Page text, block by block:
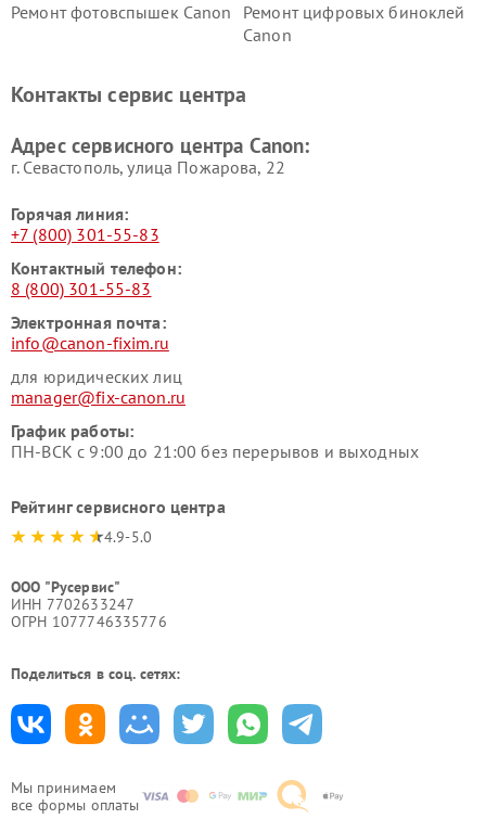
Мы принимаем
все формы оплаты
Ремонт фотовспышек Canon
Ремонт цифровых биноклей
Canon
Контакты сервис центра
Адрес сервисного центра Canon:
г. Севастополь, улица Пожарова, 22
Горячая линия:
+7 (800) 301-55-83
Контактный телефон:
8 (800) 301-55-83
Электронная почта:
info@canon-fixim.ru
для юридических лиц
manager@fix-canon.ru
График работы:
ПН-ВСК с 9:00 до 21:00 без перерывов и выходных
Рейтинг сервисного центра
4.9-5.0
ООО "Русервис"
ИНН 7702633247
ОГРН 1077746335776
Поделиться в соц. сетях: